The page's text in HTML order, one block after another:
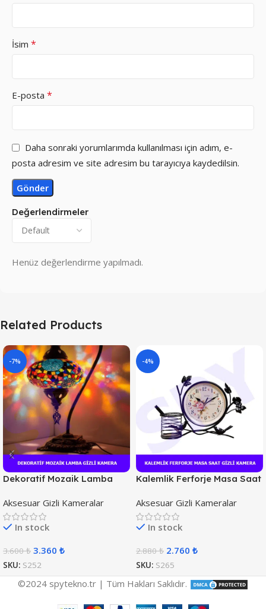
Değerlendirmeler
Henüz değerlendirme yapılmadı.
İsim *
E-posta *
Daha sonraki yorumlarımda kullanılması için adım, e-
posta adresim ve site adresim bu tarayıcıya kaydedilsin.
Related Products
-7%
Dekoratif Mozaik Lamba
Aksesuar Gizli Kameralar
In stock
3.600₺ 3.360 ₺
SKU: S252
-4%
Kalemlik Ferforje Masa Saat
Aksesuar Gizli Kameralar
In stock
2.880₺ 2.760 ₺
SKU: S265
©2024 spytekno.tr | Tüm Hakları Saklıdır.